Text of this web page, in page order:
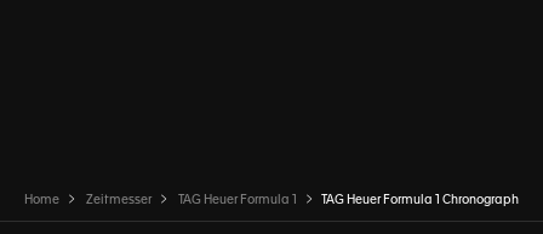
Home Zeitmesser TAG Heuer Formula 1 TAG Heuer Formula 1 Chronograph